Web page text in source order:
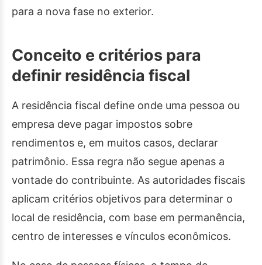
para a nova fase no exterior.
Conceito e critérios para
definir residência fiscal
A residência fiscal define onde uma pessoa ou
empresa deve pagar impostos sobre
rendimentos e, em muitos casos, declarar
patrimônio. Essa regra não segue apenas a
vontade do contribuinte. As autoridades fiscais
aplicam critérios objetivos para determinar o
local de residência, com base em permanência,
centro de interesses e vínculos econômicos.